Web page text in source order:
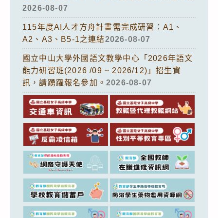
2026-08-07
115年度AI人才方舟計畫需完成研習：A1、
A2、A3、B5-1之連結2026-08-07
國立中山大學外國語文教學中心「2026年語文
能力研習班(2026 /09 ~ 2026/12)」招生資
訊，請踴躍報名參加。 2026-08-07